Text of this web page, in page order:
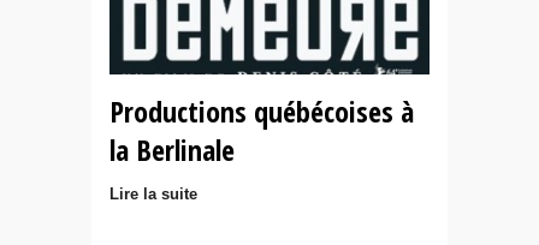
Productions québécoises à
la Berlinale
Lire la suite